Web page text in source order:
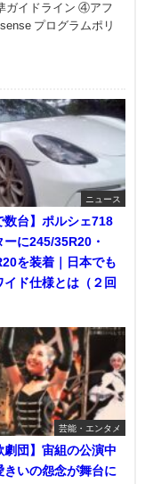
ガイドライン ④アフ
プログラムポリ
ニュース
数台】ポルシェ718
ーに245/35R20・
を装着｜日本でも
イド仕様とは（２回
芸能・エンタメ
劇団】宙組の公演中
きいの怨念が舞台に